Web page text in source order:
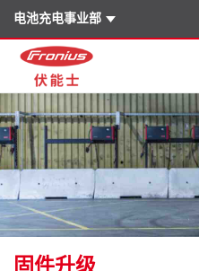
电池充电事业部
固件升级